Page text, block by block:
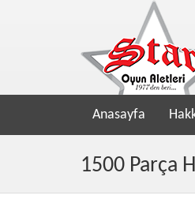
Anasayfa
1500 Parça